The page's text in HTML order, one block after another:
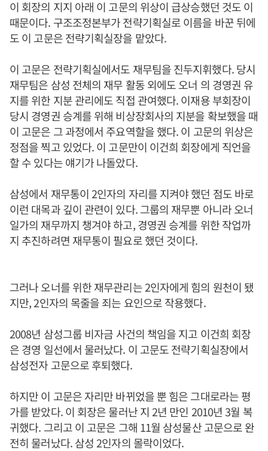
이 회장의 지지 아래 이 고문의 위상이 급상승했던 것도 이
때문이다. 구조조정본부가 전략기획실로 이름을 바꾼 뒤에
도 이 고문은 전략기획실장을 맡았다.
이 고문은 전략기획실에서도 재무팀을 진두지휘했다. 당시
재무팀은 삼성 전체의 재무 활동 외에도 오너 의 경영권 유
지를 위한 지분 관리에도 직접 관여했다. 이재용 부회장이
당시 경영권 승계를 위해 비상장회사의 지분을 확보했을 때
이 고문은 그 과정에서 주요역할을 했다. 이 고문의 위상은
정점을 찍고 있었다. 이 고문만이 이건희 회장에게 직언을
할 수 있다는 얘기가 나돌았다.
삼성에서 재무통이 2인자의 자리를 지켜야 했던 점도 바로
이런 대목과 깊이 관련이 있다. 그룹의 재무뿐 아니라 오너
일가의 재무까지 챙겨야 하고, 경영권 승계를 위한 작업까
지 추진하려면 재무통이 필요로 했던 것이다.
그러나 오너를 위한 재무관리는 2인자에게 힘의 원천이 됐
지만, 2인자의 목줄을 죄는 요인으로 작용했다.
2008년 삼성그룹 비자금 사건의 책임을 지고 이건희 회장
은 경영 일선에서 물러났다. 이 고문도 전략기획실장에서
삼성전자 고문으로 후퇴했다.
하지만 이 고문은 자리만 바뀌었을 뿐 힘은 그대로라는 평
가를 받았다. 이 회장은 물러난 지 2년 만인 2010년 3월 복
귀했다. 그리고 이 고문은 그해 11월 삼성물산 고문으로 완
전히 물러났다. 삼성 2인자의 몰락이었다.